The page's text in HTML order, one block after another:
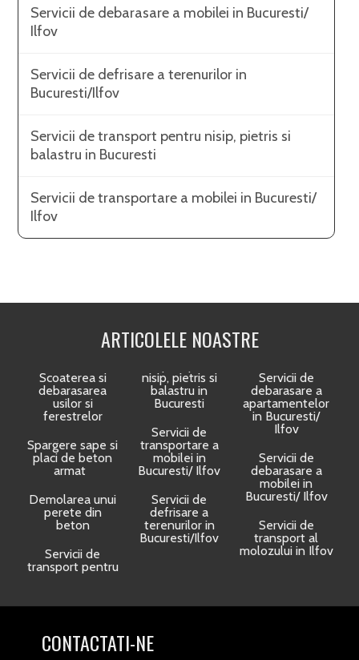
Servicii de debarasare a mobilei in Bucuresti/
Ilfov
Servicii de defrisare a terenurilor in
Bucuresti/Ilfov
Servicii de transport pentru nisip, pietris si
balastru in Bucuresti
Servicii de transportare a mobilei in Bucuresti/
Ilfov
ARTICOLELE NOASTRE
Scoaterea si
debarasarea
usilor si
ferestrelor
Spargere sape si
placi de beton
armat
Demolarea unui
perete din
beton
Servicii de
transport pentru
nisip, pietris si
balastru in
Bucuresti
Servicii de
transportare a
mobilei in
Bucuresti/ Ilfov
Servicii de
defrisare a
terenurilor in
Bucuresti/Ilfov
Servicii de
debarasare a
apartamentelor
in Bucuresti/
Ilfov
Servicii de
debarasare a
mobilei in
Bucuresti/ Ilfov
Servicii de
transport al
molozului in Ilfov
CONTACTATI-NE